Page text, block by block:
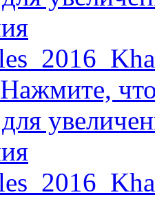
Нажмите,